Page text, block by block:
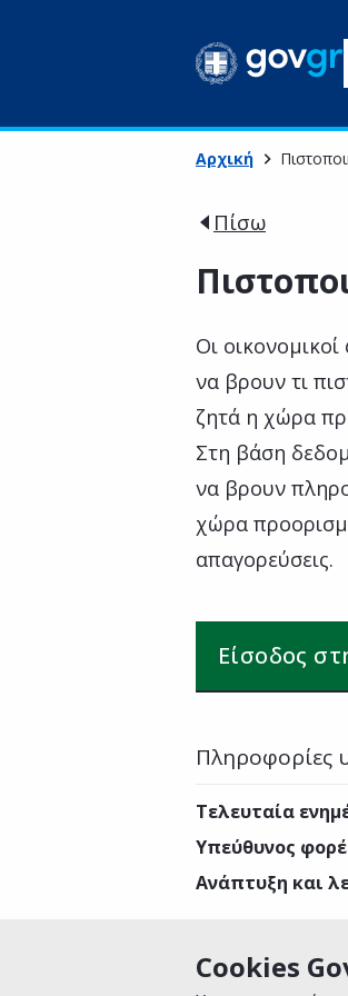
Cookies
Αρχική
Πίσω
Οι
να βρουν τι
ζητά η χώρα
Στη βάση
να βρουν
χώρα
απαγορεύσεις.
Είσοδος
Πληροφορίες
Τελευταία
Υπεύθυνος
Ανάπτυξη και
Είναι